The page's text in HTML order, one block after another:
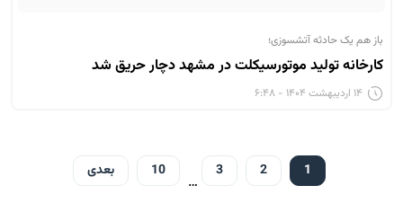
باز هم یک حادثه آتشسوزی؛
کارخانه تولید موتورسیکلت در مشهد دچار حریق شد
۱۴ اردیبهشت ۱۴۰۴ - ۶:۴۸
1
2
3
…
10 بعدی